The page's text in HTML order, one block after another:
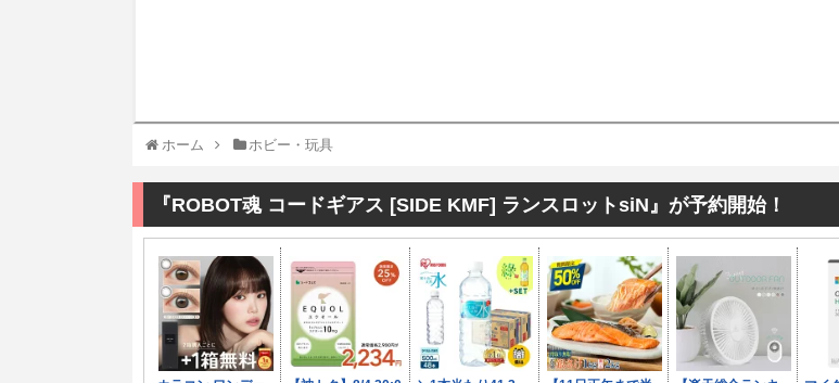
ホーム ホビー・玩具
『ROBOT魂 コードギアス [SIDE KMF] ランスロットsiN』が予約開始！